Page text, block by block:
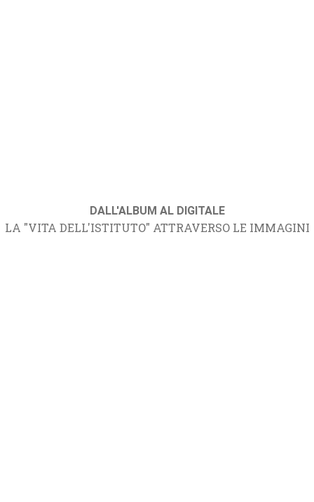
DALL'ALBUM AL DIGITALE
LA "VITA DELL'ISTITUTO" ATTRAVERSO LE IMMAGINI